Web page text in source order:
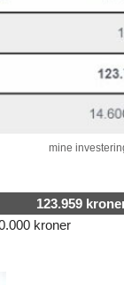
mine
123.959
kroner